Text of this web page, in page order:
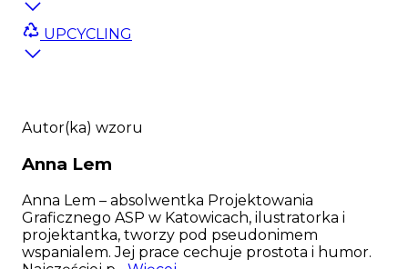
UPCYCLING
Autor(ka) wzoru
Anna Lem
Anna Lem – absolwentka Projektowania
Graficznego ASP w Katowicach, ilustratorka i
projektantka, tworzy pod pseudonimem
wspanialem. Jej prace cechuje prostota i humor.